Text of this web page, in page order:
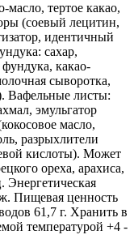
тертое какао,
(соевый лецитин,
идентичный
сахар,
какао-
сыворотка,
Вафельные листы:
эмульгатор
масло,
разрыхлители
кислоты). Может
ореха, арахиса,
Энергетическая
Пищевая ценность
61,7 г. Хранить в
температурой +4 -